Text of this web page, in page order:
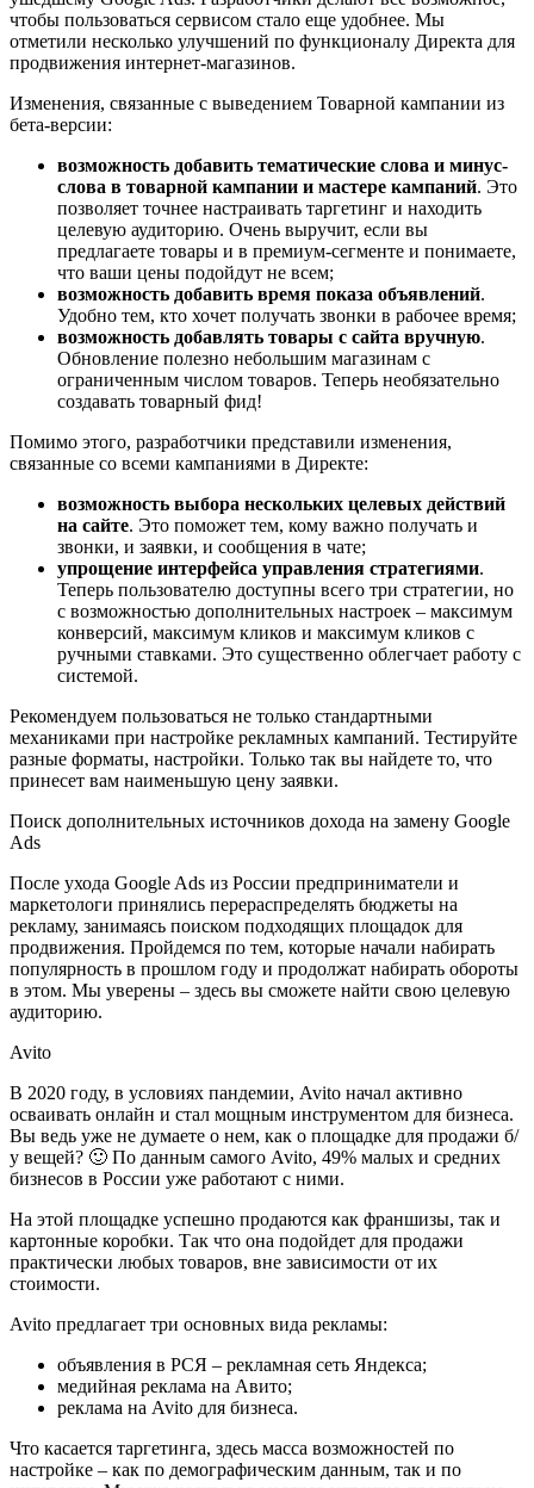
чтобы пользоваться сервисом стало еще удобнее. Мы
отметили несколько улучшений по функционалу Директа для
продвижения интернет-магазинов.
Изменения, связанные с выведением Товарной кампании из
бета-версии:
возможность добавить тематические слова и минус-
слова в товарной кампании и мастере кампаний. Это
позволяет точнее настраивать таргетинг и находить
целевую аудиторию. Очень выручит, если вы
предлагаете товары и в премиум-сегменте и понимаете,
что ваши цены подойдут не всем;
возможность добавить время показа объявлений.
Удобно тем, кто хочет получать звонки в рабочее время;
возможность добавлять товары с сайта вручную.
Обновление полезно небольшим магазинам с
ограниченным числом товаров. Теперь необязательно
создавать товарный фид!
Помимо этого, разработчики представили изменения,
связанные со всеми кампаниями в Директе:
возможность выбора нескольких целевых действий
на сайте. Это поможет тем, кому важно получать и
звонки, и заявки, и сообщения в чате;
упрощение интерфейса управления стратегиями.
Теперь пользователю доступны всего три стратегии, но
с возможностью дополнительных настроек – максимум
конверсий, максимум кликов и максимум кликов с
ручными ставками. Это существенно облегчает работу с
системой.
Рекомендуем пользоваться не только стандартными
механиками при настройке рекламных кампаний. Тестируйте
разные форматы, настройки. Только так вы найдете то, что
принесет вам наименьшую цену заявки.
Поиск дополнительных источников дохода на замену Google
Ads
После ухода Google Ads из России предприниматели и
маркетологи принялись перераспределять бюджеты на
рекламу, занимаясь поиском подходящих площадок для
продвижения. Пройдемся по тем, которые начали набирать
популярность в прошлом году и продолжат набирать обороты
в этом. Мы уверены – здесь вы сможете найти свою целевую
аудиторию.
Avito
В 2020 году, в условиях пандемии, Avito начал активно
осваивать онлайн и стал мощным инструментом для бизнеса.
Вы ведь уже не думаете о нем, как о площадке для продажи б/
у вещей? 🙂 По данным самого Avito, 49% малых и средних
бизнесов в России уже работают с ними.
На этой площадке успешно продаются как франшизы, так и
картонные коробки. Так что она подойдет для продажи
практически любых товаров, вне зависимости от их
стоимости.
Avito предлагает три основных вида рекламы:
объявления в РСЯ – рекламная сеть Яндекса;
медийная реклама на Авито;
реклама на Avito для бизнеса.
Что касается таргетинга, здесь масса возможностей по
настройке – как по демографическим данным, так и по